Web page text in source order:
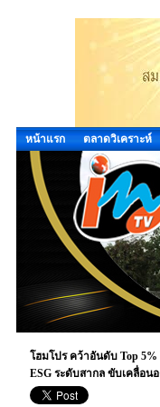
หน้าแรก ตลาดวิเคราะห์
โฮมโปร คว้าอันดับ Top
ESG ระดับสากล ขับเคลื่อน